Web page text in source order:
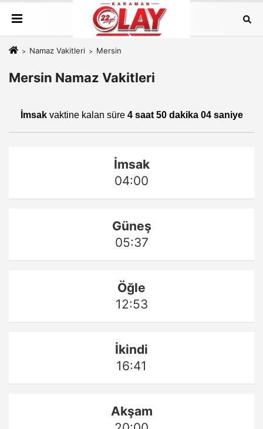
Namaz Vakitleri Mersin
Mersin Namaz Vakitleri
İmsakvaktine kalan süre 4 saat 50 dakika 04 saniye
İmsak
04:00
Güneş
05:37
Öğle
12:53
İkindi
16:41
Akşam